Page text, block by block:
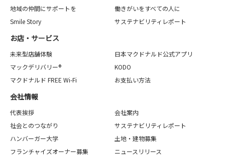
地域の仲間にサポートを
働きがいをすべての人に
Smile Story
サステナビリティレポート
お店・サービス
未来型店舗体験
日本マクドナルド公式アプリ
マックデリバリー®
KODO
マクドナルド FREE Wi-Fi
お支払い方法
会社情報
代表挨拶
会社案内
社会とのつながり
サステナビリティレポート
ハンバーガー大学
土地・建物募集
フランチャイズオーナー募集
ニュースリリース